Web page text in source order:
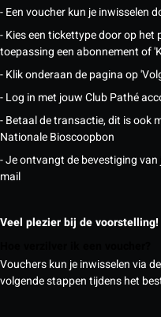
- Een voucher kun je inwisselen
- Kies een tickettype door op het
toepassing een abonnement of
- Klik onderaan de pagina op
- Log in met jouw Club Pathé
- Betaal de transactie, dit is ook
Nationale Bioscoopbon
- Je ontvangt de bevestiging
mail
Veel plezier bij de voorstelling!
Vouchers kun je inwisselen via
volgende stappen tijdens het